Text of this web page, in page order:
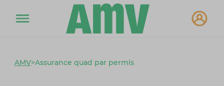
AMV>Assurance quad par permis